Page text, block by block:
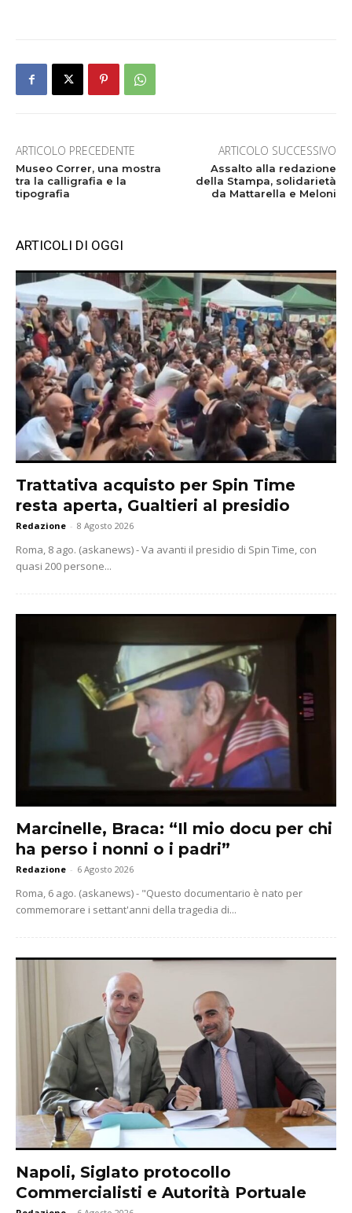
ARTICOLO PRECEDENTE
Museo Correr, una mostra
tra la calligrafia e la
tipografia
ARTICOLO SUCCESSIVO
Assalto alla redazione
della Stampa, solidarietà
da Mattarella e Meloni
ARTICOLI DI OGGI
Trattativa acquisto per Spin Time
resta aperta, Gualtieri al presidio
Redazione - 8 Agosto 2026
Roma, 8 ago. (askanews) - Va avanti il presidio di Spin Time, con
quasi 200 persone...
Marcinelle, Braca: “Il mio docu per chi
ha perso i nonni o i padri”
Redazione - 6 Agosto 2026
Roma, 6 ago. (askanews) - "Questo documentario è nato per
commemorare i settant'anni della tragedia di...
Napoli, Siglato protocollo
Commercialisti e Autorità Portuale